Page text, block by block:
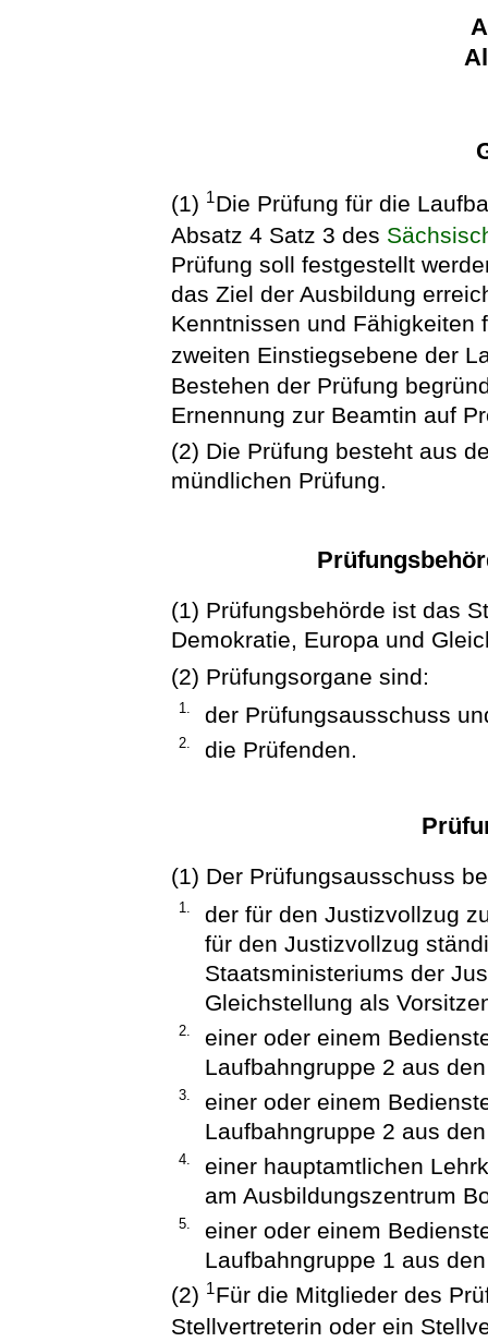
(1) 1Die Prüfung für die
Absatz 4 Satz 3 des
Prüfung soll festgestellt
das Ziel der Ausbildung
Kenntnissen und Fähigkeiten
zweiten Einstiegsebene der
Bestehen der Prüfung
Ernennung zur Beamtin auf
(2) Die Prüfung besteht aus
mündlichen Prüfung.
(1) Prüfungsbehörde ist das
Demokratie, Europa und
(2) Prüfungsorgane sind:
1. der Prüfungsausschuss
2. die Prüfenden.
(1) Der Prüfungsausschuss
1.
der für den Justizvollzug
für den Justizvollzug
Staatsministeriums der
Gleichstellung als
2.
einer oder einem
Laufbahngruppe 2 aus
3.
einer oder einem
Laufbahngruppe 2 aus
4.
einer hauptamtlichen
am Ausbildungszentrum
5.
einer oder einem
Laufbahngruppe 1 aus
(2) 1Für die Mitglieder des
Stellvertreterin oder ein